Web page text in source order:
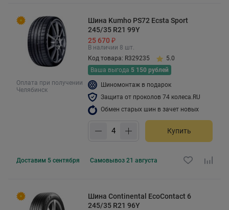
Оплата при получении
Челябинск
Шина Kumho PS72 Ecsta Sport
245/35 R21 99Y
25 670 ₽
В наличии 8 шт.
Код товара: R329235
5.0
Ваша выгода 5 150 рублей
Шиномонтаж в подарок
Защита от проколов 74 колеса.RU
Обмен старых шин в зачет новых
Купить
Доставим 5 сентября Самовывоз 21 августа
Шина Continental EcoContact 6
245/35 R21 96Y